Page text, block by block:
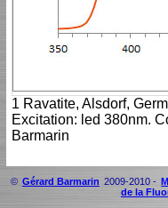
1 Ravatite, Alsdorf,
Excitation: led 380nm.
Barmarin
© Gérard Barmarin 2009-2010 -
de la